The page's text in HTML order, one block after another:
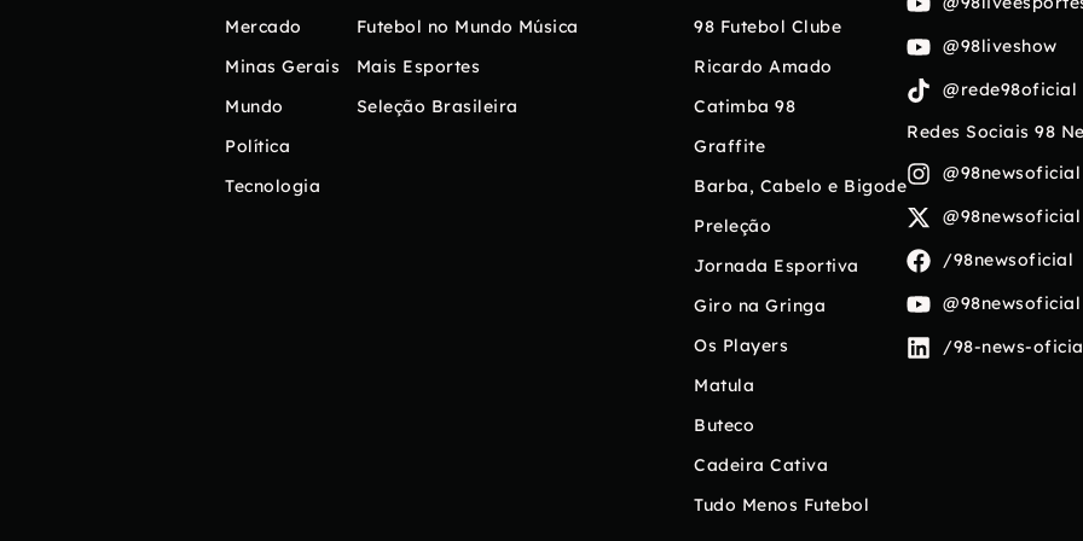
Mercado
Minas Gerais
Mundo
Política
Tecnologia
Futebol no Mundo
Mais Esportes
Seleção Brasileira
Música
98 Futebol Clube
Ricardo Amado
Catimba 98
Graffite
Barba, Cabelo e Bigode
Preleção
Jornada Esportiva
Giro na Gringa
Os Players
Matula
Buteco
Cadeira Cativa
Tudo Menos Futebol
@98liveshow
@rede98oficial
Redes Sociais 98
@98newsoficial
@98newsoficial
/98newsoficial
@98newsoficial
/98-news-